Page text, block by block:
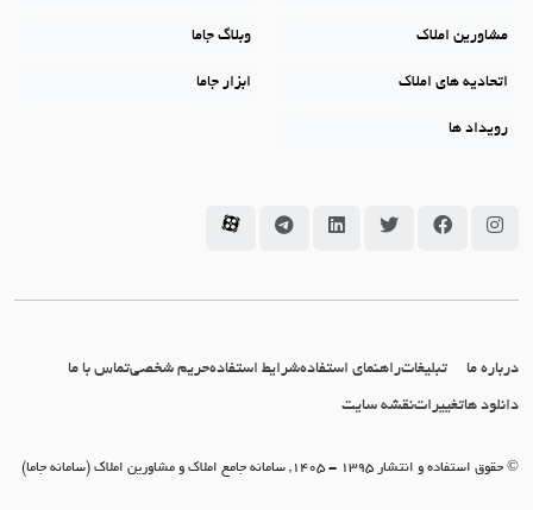
مشاورین املاک وبلاگ جاما
اتحادیه های املاک ابزار جاما
رویداد ها
سامانه جاما در اینستاگرام
سامانه جاما در فیسبوک
سامانه جاما در توئیتر
سامانه جاما در لینکداین
سامانه جاما در تلگرام
سامانه جاما در آپارات
درباره ما تبلیغاتراهنمای استفادهشرایط استفادهحریم شخصیتماس با ما
دانلود هاتغییراتنقشه سایت
© حقوق استفاده و انتشار 1395 - 1405, سامانه جامع املاک و مشاورین املاک (سامانه جاما)